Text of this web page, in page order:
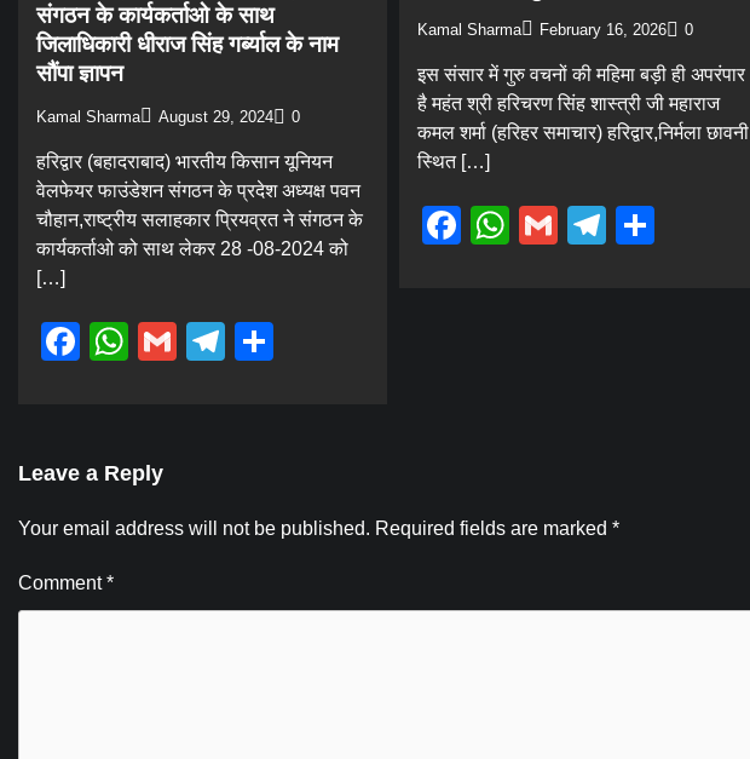
संगठन के कार्यकर्ताओ के साथ
जिलाधिकारी धीराज सिंह गर्ब्याल के नाम
सौंपा ज्ञापन
Kamal Sharma August 29, 2024 0
हरिद्वार (बहादराबाद) भारतीय किसान यूनियन
वेलफेयर फाउंडेशन संगठन के प्रदेश अध्यक्ष पवन
चौहान,राष्ट्रीय सलाहकार प्रियव्रत ने संगठन के
कार्यकर्ताओ को साथ लेकर 28 -08-2024 को
[…]
Facebook
WhatsApp
GmailTelegram
Kamal Sharma February 16, 2026 0
इस संसार में गुरु वचनों की महिमा बड़ी ही अपरंपार
है महंत श्री हरिचरण सिंह शास्त्री जी महाराज
कमल शर्मा (हरिहर समाचार) हरिद्वार,निर्मला छावनी
स्थित […]
Facebook
WhatsApp
GmailTelegram
Leave a Reply
Your email address will not be published. Required fields are marked *
Comment*